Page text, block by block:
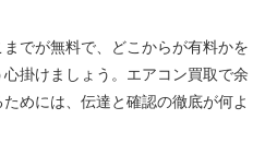
でが無料で、どこからが有料かを
掛けましょう。エアコン買取で余
めには、伝達と確認の徹底が何よ